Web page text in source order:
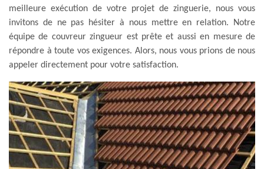
meilleure exécution de votre projet de zinguerie, nous vous
invitons de ne pas hésiter à nous mettre en relation. Notre
équipe de couvreur zingueur est prête et aussi en mesure de
répondre à toute vos exigences. Alors, nous vous prions de nous
appeler directement pour votre satisfaction.